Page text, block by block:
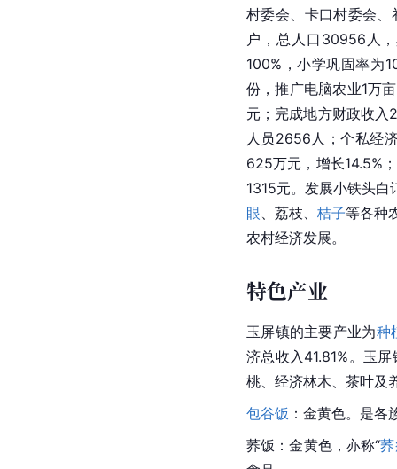
村委会、卡口村委会
户，总人口30956人
100%，小学巩固率为
份，推广电脑农业1万
元；完成地方财政收入
人员2656人；个私经
625万元，增长14.5%
1315元。发展小铁头
眼、荔枝、桔子等各种
农村经济发展。
特色产业
玉屏镇的主要产业为种
济总收入41.81%。玉
桃、经济林木、茶叶及
包谷饭 ：金黄色。是
荞饭：金黄色，亦称“